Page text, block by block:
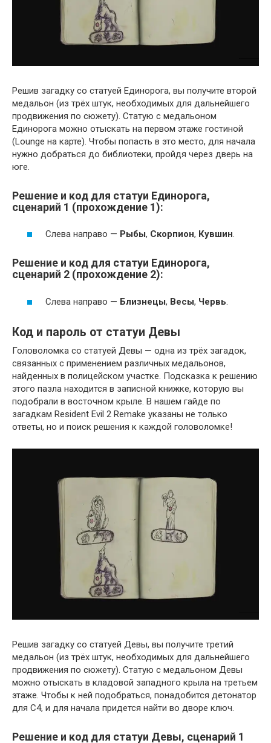
Решив загадку со статуей Единорога, вы получите второй
медальон (из трёх штук, необходимых для дальнейшего
продвижения по сюжету). Статую с медальоном
Единорога можно отыскать на первом этаже гостиной
(Lounge на карте). Чтобы попасть в это место, для начала
нужно добраться до библиотеки, пройдя через дверь на
юге.
Решение и код для статуи Единорога,
сценарий 1 (прохождение 1):
Слева направо — Рыбы, Скорпион, Кувшин.
Решение и код для статуи Единорога,
сценарий 2 (прохождение 2):
Слева направо — Близнецы, Весы, Червь.
Код и пароль от статуи Девы
Головоломка со статуей Девы — одна из трёх загадок,
связанных с применением различных медальонов,
найденных в полицейском участке. Подсказка к решению
этого пазла находится в записной книжке, которую вы
подобрали в восточном крыле. В нашем гайде по
загадкам Resident Evil 2 Remake указаны не только
ответы, но и поиск решения к каждой головоломке!
Решив загадку со статуей Девы, вы получите третий
медальон (из трёх штук, необходимых для дальнейшего
продвижения по сюжету). Статую с медальоном Девы
можно отыскать в кладовой западного крыла на третьем
этаже. Чтобы к ней подобраться, понадобится детонатор
для C4, и для начала придется найти во дворе ключ.
Решение и код для статуи Девы, сценарий 1